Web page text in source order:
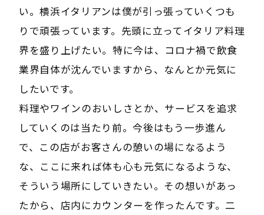
い。横浜イタリアンは僕が引っ張っていくつも
りで頑張っています。先頭に立ってイタリア料理
界を盛り上げたい。特に今は、コロナ禍で飲食
業界自体が沈んでいますから、なんとか元気に
したいです。
料理やワインのおいしさとか、サービスを追求
していくのは当たり前。今後はもう一歩進ん
で、この店がお客さんの憩いの場になるよう
な、ここに来れば体も心も元気になるような、
そういう場所にしていきたい。その想いがあっ
たから、店内にカウンターを作ったんです。二